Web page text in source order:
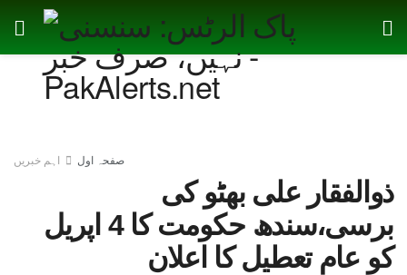
صفحہ اول اہم خبریں
برسی،سندھ حکومت کا 4 اپریل
کو عام تعطیل کا اعلان